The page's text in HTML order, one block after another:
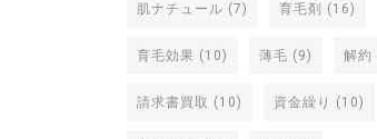
肌ナチュール (7) 育毛剤 (16)
育毛効果 (10) 薄毛 (9) 解約
請求書買取 (10) 資金繰り (10)